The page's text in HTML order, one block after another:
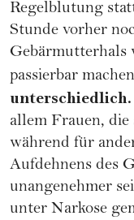
Regelblutung
Stunde vorher
Gebärmutterhals
passierbar
unterschiedlich.
allem Frauen, die
während für
Aufdehnens des
unangenehmer
unter Narkose